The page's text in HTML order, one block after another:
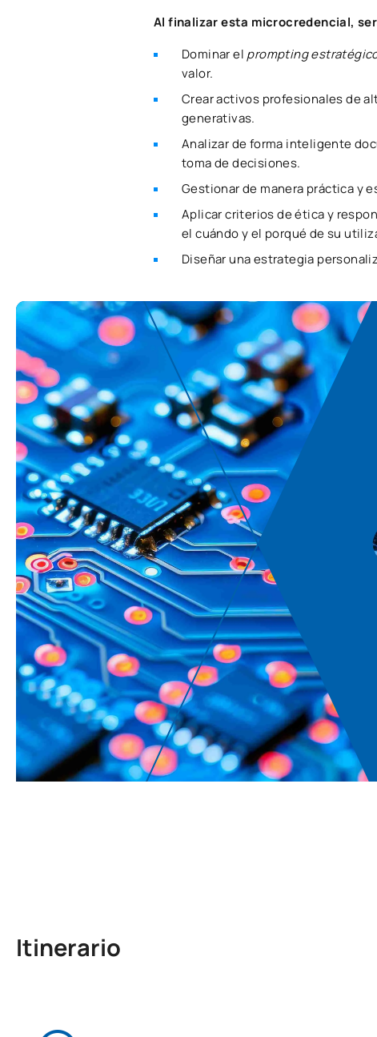
Al finalizar esta microcredencial,
Dominar el prompting
valor.
Crear activos profesionales de
generativas.
Analizar de forma inteligente
toma de decisiones.
Gestionar de manera práctica y
Aplicar criterios de ética y
el cuándo y el porqué de su
Diseñar una estrategia
Itinerario